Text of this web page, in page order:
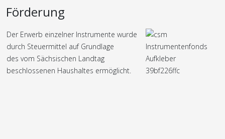
Förderung
Der Erwerb einzelner Instrumente wurde
durch Steuermittel auf Grundlage
des vom Sächsischen Landtag
beschlossenen Haushaltes ermöglicht.